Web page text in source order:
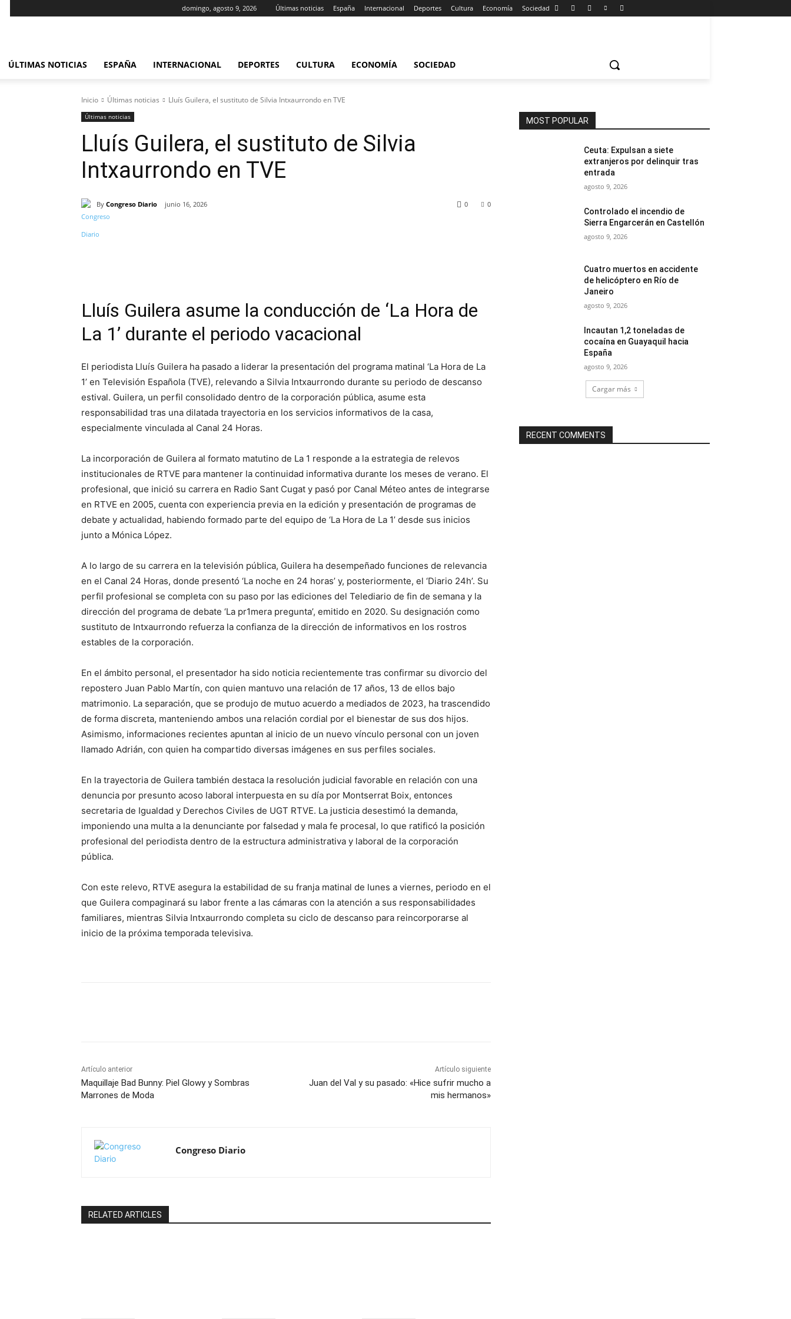
domingo, agosto 9, 2026 Últimas noticias España Internacional Deportes Cultura Economía Sociedad
ÚLTIMAS NOTICIAS ESPAÑA INTERNACIONAL DEPORTES CULTURA ECONOMÍA SOCIEDAD
Inicio Últimas noticias Lluís Guilera, el sustituto de Silvia Intxaurrondo en TVE
Últimas noticias
Lluís Guilera, el sustituto de Silvia
Intxaurrondo en TVE
By Congreso Diario junio 16, 2026 0
0
Lluís Guilera asume la conducción de ‘La Hora de
La 1’ durante el periodo vacacional
El periodista Lluís Guilera ha pasado a liderar la presentación del programa matinal ‘La Hora de La
1’ en Televisión Española (TVE), relevando a Silvia Intxaurrondo durante su periodo de descanso
estival. Guilera, un perfil consolidado dentro de la corporación pública, asume esta
responsabilidad tras una dilatada trayectoria en los servicios informativos de la casa,
especialmente vinculada al Canal 24 Horas.
La incorporación de Guilera al formato matutino de La 1 responde a la estrategia de relevos
institucionales de RTVE para mantener la continuidad informativa durante los meses de verano. El
profesional, que inició su carrera en Radio Sant Cugat y pasó por Canal Méteo antes de integrarse
en RTVE en 2005, cuenta con experiencia previa en la edición y presentación de programas de
debate y actualidad, habiendo formado parte del equipo de ‘La Hora de La 1’ desde sus inicios
junto a Mónica López.
A lo largo de su carrera en la televisión pública, Guilera ha desempeñado funciones de relevancia
en el Canal 24 Horas, donde presentó ‘La noche en 24 horas’ y, posteriormente, el ‘Diario 24h’. Su
perfil profesional se completa con su paso por las ediciones del Telediario de fin de semana y la
dirección del programa de debate ‘La pr1mera pregunta’, emitido en 2020. Su designación como
sustituto de Intxaurrondo refuerza la confianza de la dirección de informativos en los rostros
estables de la corporación.
En el ámbito personal, el presentador ha sido noticia recientemente tras confirmar su divorcio del
repostero Juan Pablo Martín, con quien mantuvo una relación de 17 años, 13 de ellos bajo
matrimonio. La separación, que se produjo de mutuo acuerdo a mediados de 2023, ha trascendido
de forma discreta, manteniendo ambos una relación cordial por el bienestar de sus dos hijos.
Asimismo, informaciones recientes apuntan al inicio de un nuevo vínculo personal con un joven
llamado Adrián, con quien ha compartido diversas imágenes en sus perfiles sociales.
En la trayectoria de Guilera también destaca la resolución judicial favorable en relación con una
denuncia por presunto acoso laboral interpuesta en su día por Montserrat Boix, entonces
secretaria de Igualdad y Derechos Civiles de UGT RTVE. La justicia desestimó la demanda,
imponiendo una multa a la denunciante por falsedad y mala fe procesal, lo que ratificó la posición
profesional del periodista dentro de la estructura administrativa y laboral de la corporación
pública.
Con este relevo, RTVE asegura la estabilidad de su franja matinal de lunes a viernes, periodo en el
que Guilera compaginará su labor frente a las cámaras con la atención a sus responsabilidades
familiares, mientras Silvia Intxaurrondo completa su ciclo de descanso para reincorporarse al
inicio de la próxima temporada televisiva.
Artículo anterior
Maquillaje Bad Bunny: Piel Glowy y Sombras
Marrones de Moda
Artículo siguiente
Juan del Val y su pasado: «Hice sufrir mucho a
mis hermanos»
Congreso Diario
RELATED ARTICLES
MOST POPULAR
Ceuta: Expulsan a siete
extranjeros por delinquir tras
entrada
agosto 9, 2026
Controlado el incendio de
Sierra Engarcerán en Castellón
agosto 9, 2026
Cuatro muertos en accidente
de helicóptero en Río de
Janeiro
agosto 9, 2026
Incautan 1,2 toneladas de
cocaína en Guayaquil hacia
España
agosto 9, 2026
Cargar más
RECENT COMMENTS